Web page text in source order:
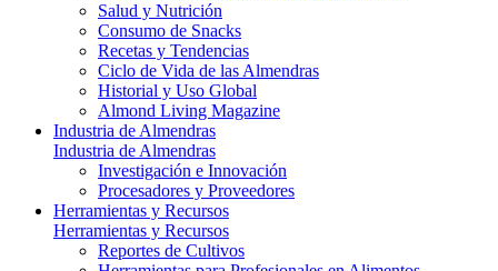
Salud y Nutrición
Consumo de Snacks
Recetas y Tendencias
Ciclo de Vida de las Almendras
Historial y Uso Global
Almond Living Magazine
Industria de Almendras
Industria de Almendras
Investigación e Innovación
Procesadores y Proveedores
Herramientas y Recursos
Herramientas y Recursos
Reportes de Cultivos